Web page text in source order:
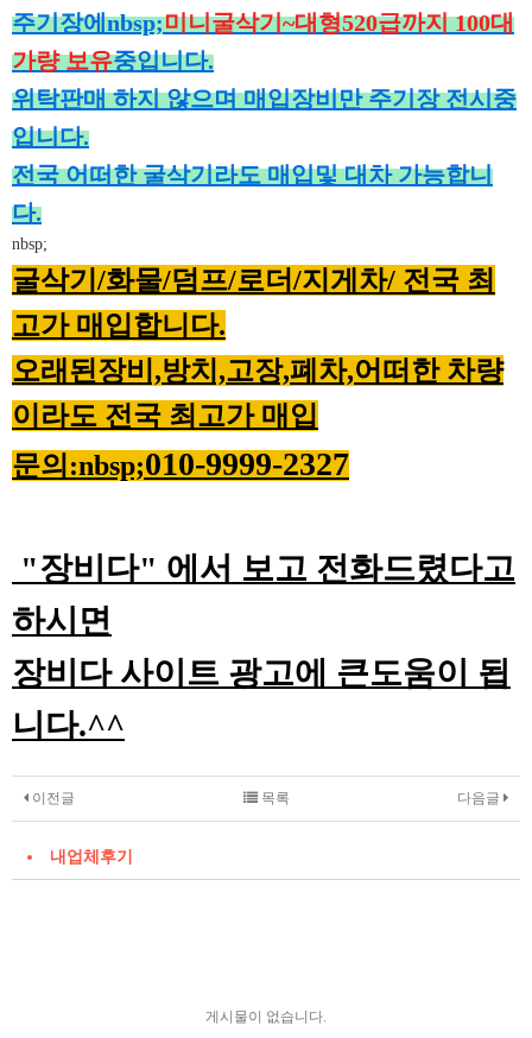
주기장에nbsp;미니굴삭기~대형520급까지 100대
가량 보유중입니다.
위탁판매 하지 않으며 매입장비만 주기장 전시중
입니다.
전국 어떠한 굴삭기라도 매입및 대차 가능합니
다.
nbsp;
굴삭기/화물/덤프/로더/지게차/ 전국 최
고가 매입합니다.
오래된장비,방치,고장,폐차,어떠한 차량
이라도 전국 최고가 매입
문의:nbsp;010-9999-2327
"장비다" 에서 보고 전화드렸다고
하시면
장비다 사이트 광고에 큰도움이 됩
니다.^^
이전글 다음글
목록
내업체후기
게시물이 없습니다.